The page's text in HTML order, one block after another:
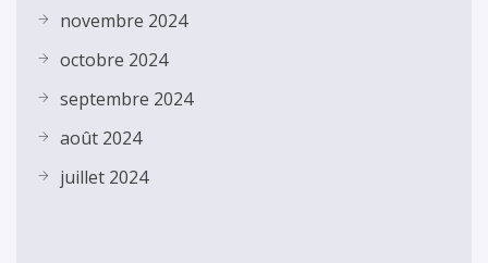
novembre 2024
octobre 2024
septembre 2024
août 2024
juillet 2024